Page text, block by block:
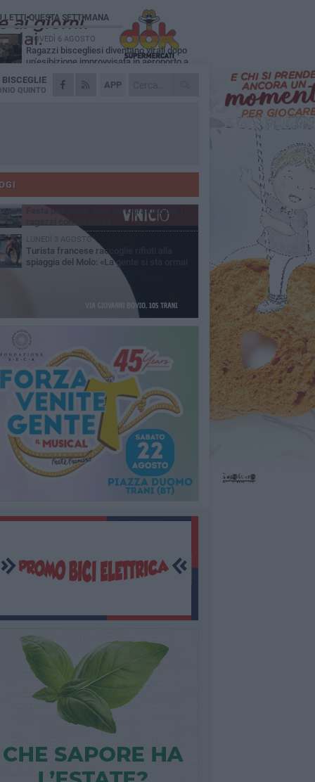
APP
BISCEGLIE
QUINTO
LETTI QUESTA SETTIMANA
GIOVEDÌ 6 AGOSTO
Ragazzi biscegliesi diventano virali dopo
un'esibizione improvvisata in aeroporto a
MARTEDÌ 4 AGOSTO
Emergenza caldo, il Comune di Bisceglie
Due auto incendiate nella notte in via Dieta
MERCOLEDÌ 5 AGOSTO
Festa patronale, luna park gratuito per i
LUNEDÌ 3 AGOSTO
Turista francese raccoglie rifiuti alla
spiaggia del Molo: «La gente si sta ormai